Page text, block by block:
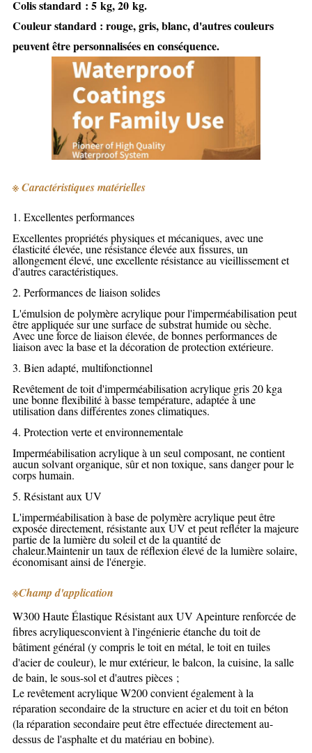
Colis standard : 5 kg, 20 kg.
Couleur standard : rouge, gris, blanc, d'autres couleurs
peuvent être personnalisées en conséquence.
※ Caractéristiques matérielles
1. Excellentes performances
Excellentes propriétés physiques et mécaniques, avec une
élasticité élevée, une résistance élevée aux fissures, un
allongement élevé, une excellente résistance au vieillissement et
d'autres caractéristiques.
2. Performances de liaison solides
L'émulsion de polymère acrylique pour l'imperméabilisation peut
être appliquée sur une surface de substrat humide ou sèche.
Avec une force de liaison élevée, de bonnes performances de
liaison avec la base et la décoration de protection extérieure.
3. Bien adapté, multifonctionnel
Revêtement de toit d'imperméabilisation acrylique gris 20 kga
une bonne flexibilité à basse température, adaptée à une
utilisation dans différentes zones climatiques.
4. Protection verte et environnementale
Imperméabilisation acrylique à un seul composant, ne contient
aucun solvant organique, sûr et non toxique, sans danger pour le
corps humain.
5. Résistant aux UV
L'imperméabilisation à base de polymère acrylique peut être
exposée directement, résistante aux UV et peut refléter la majeure
partie de la lumière du soleil et de la quantité de
chaleur.Maintenir un taux de réflexion élevé de la lumière solaire,
économisant ainsi de l'énergie.
※Champ d'application
W300 Haute Élastique Résistant aux UV Apeinture renforcée de
fibres acryliquesconvient à l'ingénierie étanche du toit de
bâtiment général (y compris le toit en métal, le toit en tuiles
d'acier de couleur), le mur extérieur, le balcon, la cuisine, la salle
de bain, le sous-sol et d'autres pièces ;
Le revêtement acrylique W200 convient également à la
réparation secondaire de la structure en acier et du toit en béton
(la réparation secondaire peut être effectuée directement au-
dessus de l'asphalte et du matériau en bobine).